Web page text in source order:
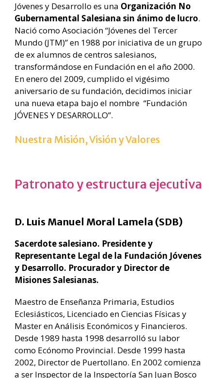
Jóvenes y Desarrollo es una Organización No
Gubernamental Salesiana sin ánimo de lucro.
Nació como Asociación “Jóvenes del Tercer
Mundo (JTM)” en 1988 por iniciativa de un grupo
de ex alumnos de centros salesianos,
transformándose en Fundación en el año 2000.
En enero del 2009, cumplido el vigésimo
aniversario de su fundación, decidimos iniciar
una nueva etapa bajo el nombre “Fundación
JÓVENES Y DESARROLLO”.
Nuestra Misión, Visión y Valores
Patronato y estructura ejecutiva
D. Luis Manuel Moral Lamela (SDB)
Sacerdote salesiano. Presidente y
Representante Legal de la Fundación Jóvenes
y Desarrollo. Procurador y Director de
Misiones Salesianas.
Maestro de Enseñanza Primaria, Estudios
Eclesiásticos, Licenciado en Ciencias Físicas y
Master en Análisis Económicos y Financieros.
Desde 1989 hasta 1998 desarrolló su labor
como Ecónomo Provincial. Desde 1999 hasta
2002, Director de Puertollano. En 2002 comienza
a ser Inspector de la Inspectoría San Juan Bosco